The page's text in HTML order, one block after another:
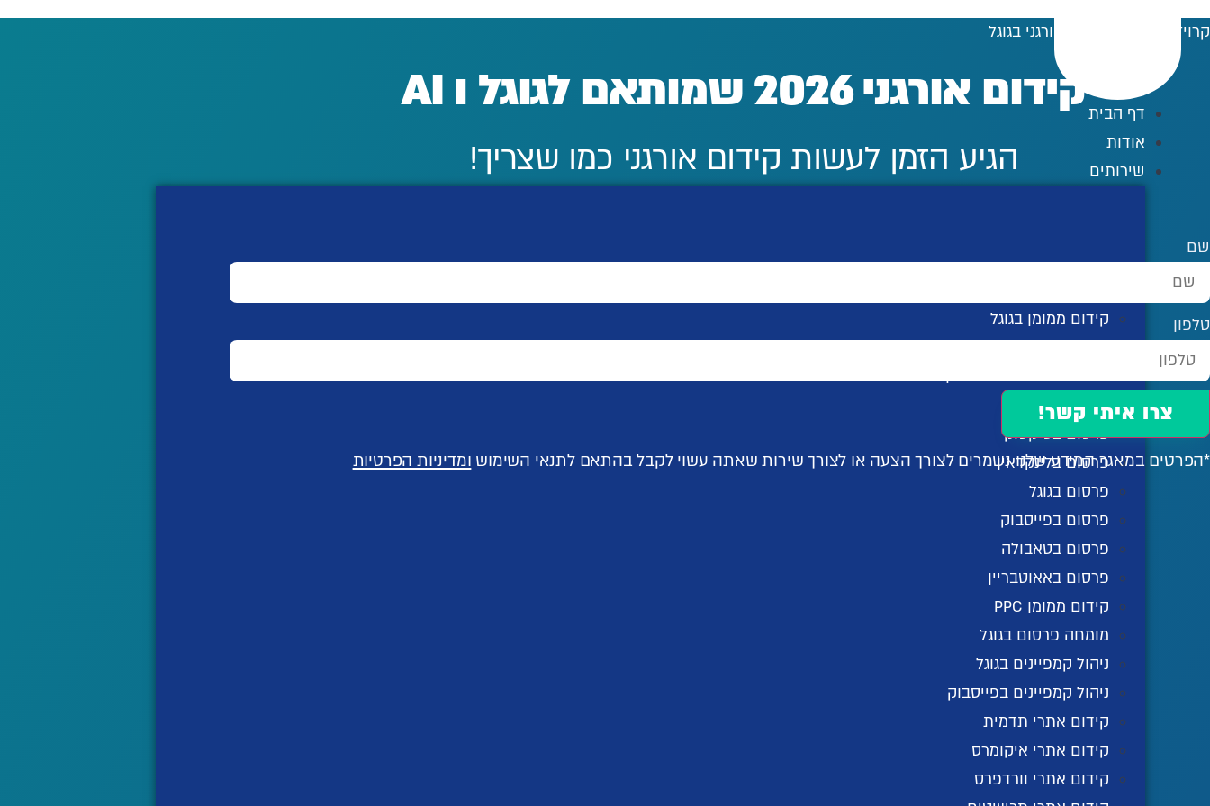
דלג
לתוכן
דף הבית
אודות
שירותים
קידום ממומן בגוגל
פרסום באינסטגרם ממומן
פרסום ביוטיוב
פרסום בטיקטוק
פרסום בלינקדאין
פרסום בגוגל
פרסום בפייסבוק
פרסום בטאבולה
פרסום באאוטבריין
קידום ממומן PPC
מומחה פרסום בגוגל
ניהול קמפיינים בגוגל
ניהול קמפיינים בפייסבוק
קידום אתרי תדמית
קידום אתרי איקומרס
קידום אתרי וורדפרס
קרויזר דיגיטל קידום אורגני בגוגל
קידום אורגני 2026 שמותאם לגוגל ו AI
הגיע הזמן לעשות קידום אורגני כמו שצריך!
שם
טלפון
צרו איתי קשר!
*הפרטים במאגר המידע שלנו נשמרים לצורך הצעה או לצורך שירות שאתה עשוי לקבל בהתאם לתנאי השימוש ומדיניות הפרטיות